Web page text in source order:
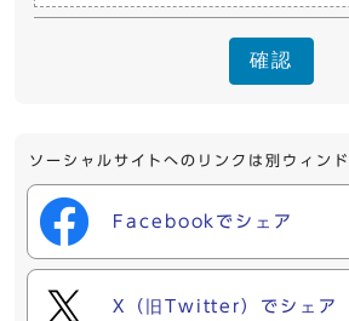
確認
ソーシャルサイトへのリンクは別ウィン
Facebookでシェア
X（旧Twitter）でシェア